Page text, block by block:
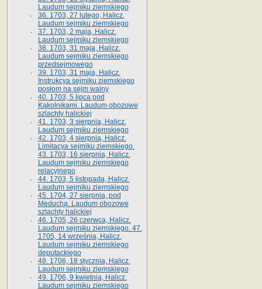
Laudum sejmiku ziemskiego
36. 1703, 27 lutego, Halicz.
Laudum sejmiku ziemskiego
37. 1703, 2 maja, Halicz.
Laudum sejmiku ziemskiego
38. 1703, 31 maja, Halicz.
Laudum sejmiku ziemskiego
przedsejmowego
39. 1703, 31 maja, Halicz.
Instrukcya sejmiku ziemskiego
posłom na sejm walny
40. 1703, 5 lipca pod
Kąkolnikami. Laudum obozowe
szlachty halickiej
41­. 1703, 3 sierpnia, Halicz.
Laudum sejmiku ziemskiego
42. 1703, 4 sierpnia, Halicz.
Limitacya sejmiku ziemskiego.
43. 1703, 16 sierpnia, Halicz.
Laudum sejmiku ziemskiego
relacyjnego
44. 1703, 5 listopada, Halicz.
Laudum sejmiku ziemskiego
45. 1704, 27 sierpnia, pod
Meduchą. Laudum obozowe
szlachty halickiej
46. 1705, 26 czerwca, Halicz.
Laudum sejmiku ziemskiego. 47.
1705, 14 września, Halicz.
Laudum sejmiku ziemskiego
deputackiego
48. 1706, 18 stycznia, Halicz.
Laudum sejmiku ziemskiego
49. 1706, 9 kwietnia, Halicz.
Laudum sejmiku ziemskiego